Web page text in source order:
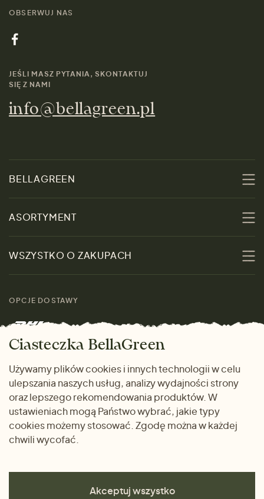
OBSERWUJ NAS
JEŚLI MASZ PYTANIA, SKONTAKTUJ
SIĘ Z NAMI
info@bellagreen.pl
BELLAGREEN
Zrównoważoność
Skontaktuj się z nami
Marki
ASORTYMENT
Kobiety
Mężczyźni
Prezenty
WSZYSTKO O ZAKUPACH
rozmiarach
Zwrot towaru
Dlaczego warto kupować
u nas
OPCJE DOSTAWY
METODY PŁATNOŚCI
Ciasteczka BellaGreen
Używamy plików cookies i innych technologii w celu
ulepszania naszych usług, analizy wydajności strony
oraz lepszego rekomendowania produktów. W
ustawieniach mogą Państwo wybrać, jakie typy
cookies możemy stosować. Zgodę można w każdej
chwili wycofać.
Akceptuj wszystko